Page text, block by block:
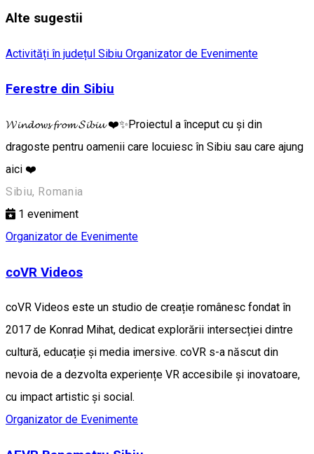
Alte sugestii
Activități în județul Sibiu Organizator de Evenimente
Ferestre din Sibiu
𝓦𝓲𝓷𝓭𝓸𝔀𝓼 𝓯𝓻𝓸𝓶 𝓢𝓲𝓫𝓲𝓾 ❤️✨Proiectul a început cu și din
dragoste pentru oamenii care locuiesc în Sibiu sau care ajung
aici ❤️
Sibiu, Romania
1 eveniment
Organizator de Evenimente
coVR Videos
coVR Videos este un studio de creație românesc fondat în
2017 de Konrad Mihat, dedicat explorării intersecției dintre
cultură, educație și media imersive. coVR s-a născut din
nevoia de a dezvolta experiențe VR accesibile și inovatoare,
cu impact artistic și social.
Organizator de Evenimente